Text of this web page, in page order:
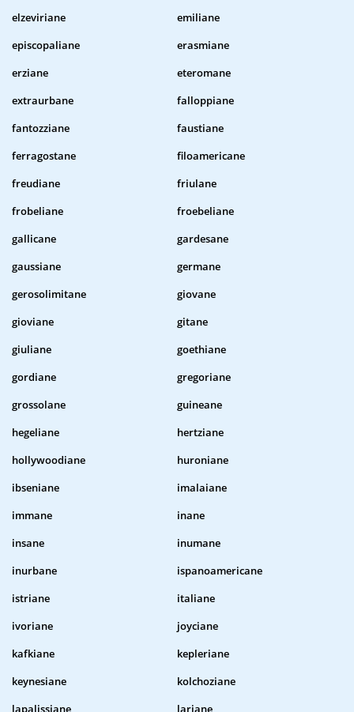
elzeviriane
emiliane
episcopaliane
erasmiane
erziane
eteromane
extraurbane
falloppiane
fantozziane
faustiane
ferragostane
filoamericane
freudiane
friulane
frobeliane
froebeliane
gallicane
gardesane
gaussiane
germane
gerosolimitane
giovane
gioviane
gitane
giuliane
goethiane
gordiane
gregoriane
grossolane
guineane
hegeliane
hertziane
hollywoodiane
huroniane
ibseniane
imalaiane
immane
inane
insane
inumane
inurbane
ispanoamericane
istriane
italiane
ivoriane
joyciane
kafkiane
kepleriane
keynesiane
kolchoziane
lapalissiane
lariane